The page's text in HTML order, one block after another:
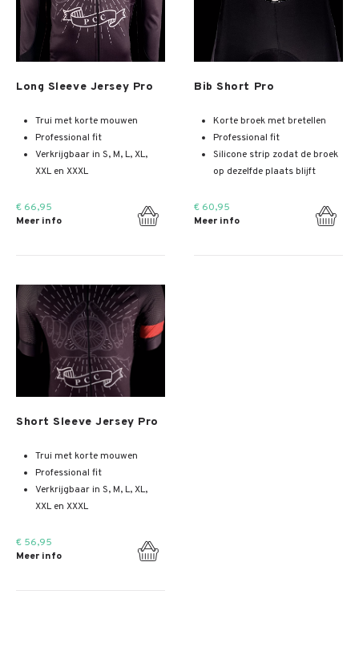
Long Sleeve Jersey Pro
Trui met korte mouwen
Professional fit
Verkrijgbaar in S, M, L, XL,
XXL en XXXL
€ 66,95
Meer info
Bib Short Pro
Korte broek met bretellen
Professional fit
Silicone strip zodat de broek
op dezelfde plaats blijft
€ 60,95
Meer info
Short Sleeve Jersey Pro
Trui met korte mouwen
Professional fit
Verkrijgbaar in S, M, L, XL,
XXL en XXXL
€ 56,95
Meer info